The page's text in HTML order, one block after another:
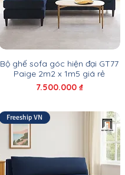
Bộ ghế sofa góc hiện đại GT77
Paige 2m2 x 1m5 giá rẻ
Giá
7.500.000 ₫
Freeship VN